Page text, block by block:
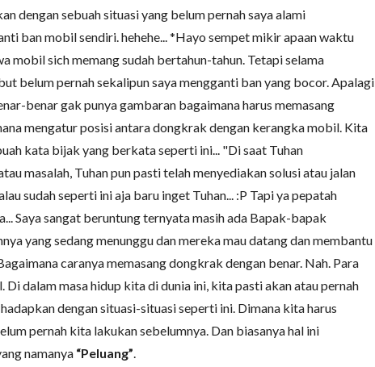
dengan sebuah situasi yang belum pernah saya alami
ban mobil sendiri. hehehe... *Hayo sempet mikir apaan waktu
mobil sich memang sudah bertahun-tahun. Tetapi selama
belum pernah sekalipun saya mengganti ban yang bocor. Apalagi
benar gak punya gambaran bagaimana harus memasang
mengatur posisi antara dongkrak dengan kerangka mobil. Kita
kata bijak yang berkata seperti ini... "Di saat Tuhan
masalah, Tuhan pun pasti telah menyediakan solusi atau jalan
sudah seperti ini aja baru inget Tuhan... :P Tapi ya pepatah
Saya sangat beruntung ternyata masih ada Bapak-bapak
yang sedang menunggu dan mereka mau datang dan membantu
caranya memasang dongkrak dengan benar. Nah. Para
dalam masa hidup kita di dunia ini, kita pasti akan atau pernah
dengan situasi-situasi seperti ini. Dimana kita harus
pernah kita lakukan sebelumnya. Dan biasanya hal ini
namanya “Peluang”.